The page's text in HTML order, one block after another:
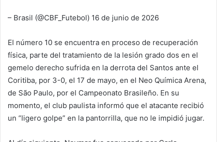
– Brasil (@CBF_Futebol) 16 de junio de 2026
El número 10 se encuentra en proceso de recuperación
física, parte del tratamiento de la lesión grado dos en el
gemelo derecho sufrida en la derrota del Santos ante el
Coritiba, por 3-0, el 17 de mayo, en el Neo Química Arena,
de São Paulo, por el Campeonato Brasileño. En su
momento, el club paulista informó que el atacante recibió
un “ligero golpe” en la pantorrilla, que no le impidió jugar.